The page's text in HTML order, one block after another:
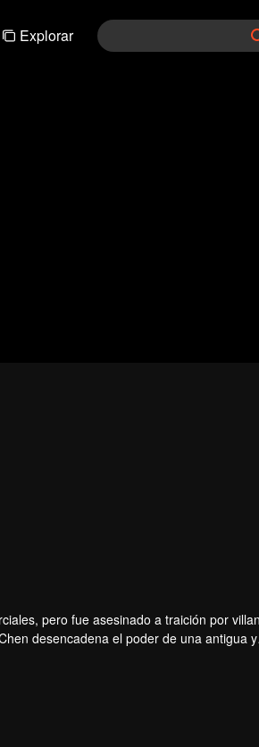
Explorar
pero fue asesinado a traición por
desencadena el poder de una antigua y